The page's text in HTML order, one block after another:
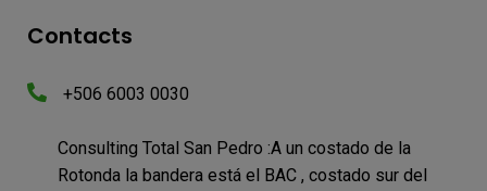
Contacts
+506 6003 0030
Consulting Total San Pedro :A un costado de la
Rotonda la bandera está el BAC , costado sur del